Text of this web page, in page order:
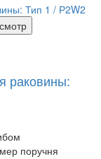
раковины:
поручня